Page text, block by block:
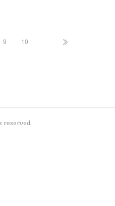
9 10
reserved.